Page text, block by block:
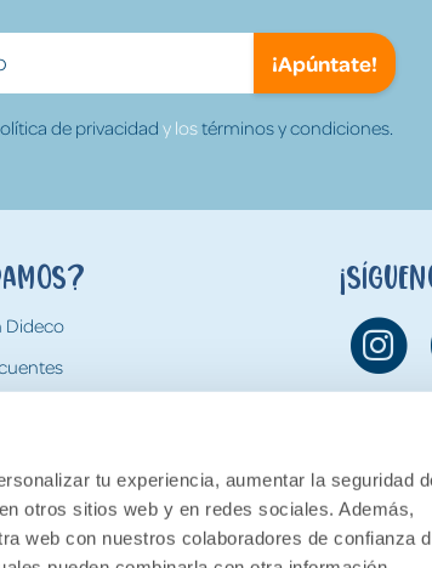
tu experiencia, aumentar la seguridad
otros sitios web y en redes sociales. Además,
web con nuestros colaboradores de confianza
¡Apúntate!
de privacidady lostérminos y condiciones.
Dideco